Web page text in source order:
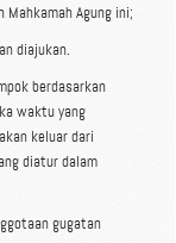
Agung ini;
diajukan.
berdasarkan
waktu yang
keluar dari
diatur dalam
gugatan